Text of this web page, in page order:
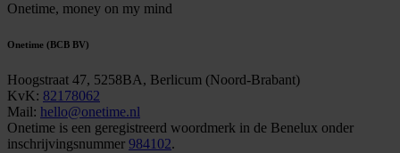
Onetime, money on my mind
Onetime (BCB BV)
Hoogstraat 47, 5258BA, Berlicum (Noord-Brabant)
KvK: 82178062
Mail: hello@onetime.nl
Onetime is een geregistreerd woordmerk in de Benelux onder
inschrijvingsnummer 984102.